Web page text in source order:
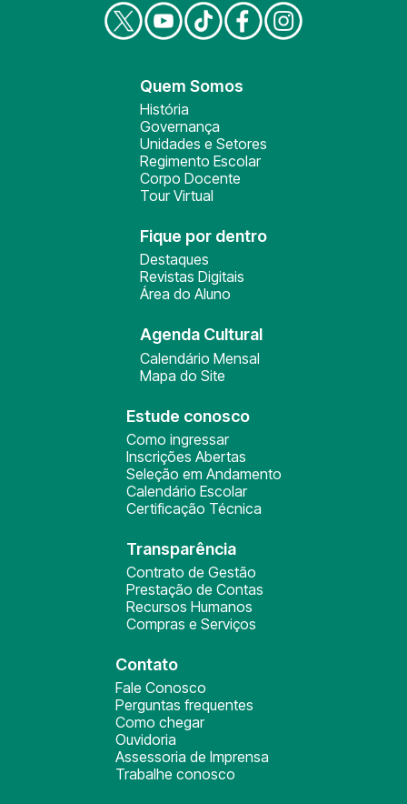
Quem Somos
História
Governança
Unidades e Setores
Regimento Escolar
Corpo Docente
Tour Virtual
Fique por dentro
Destaques
Revistas Digitais
Área do Aluno
Agenda Cultural
Calendário Mensal
Mapa do Site
Estude conosco
Como ingressar
Inscrições Abertas
Seleção em Andamento
Calendário Escolar
Certificação Técnica
Transparência
Contrato de Gestão
Prestação de Contas
Recursos Humanos
Compras e Serviços
Contato
Fale Conosco
Perguntas frequentes
Como chegar
Ouvidoria
Assessoria de Imprensa
Trabalhe conosco